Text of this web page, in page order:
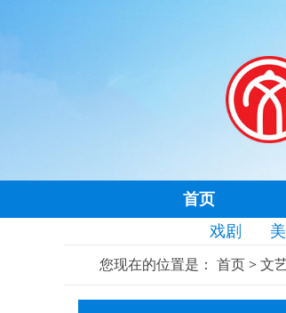
首页
戏剧
您现在的位置是： 首页 > 文